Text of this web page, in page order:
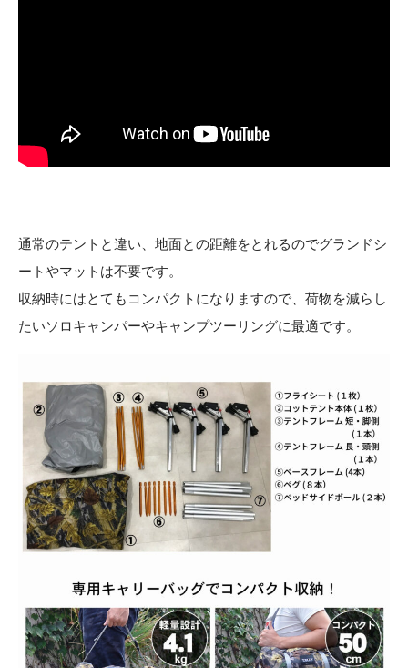
通常のテントと違い、地面との距離をとれるのでグランドシ
ートやマットは不要です。
収納時にはとてもコンパクトになりますので、荷物を減らし
たいソロキャンパーやキャンプツーリングに最適です。